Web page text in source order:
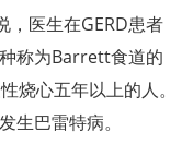
医生在GERD患者
称为Barrett食道的
烧心五年以上的人。
生巴雷特病。